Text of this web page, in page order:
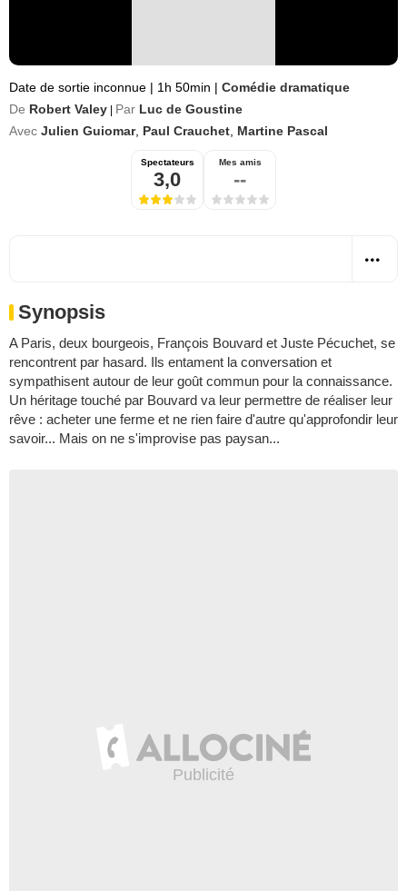
Date de sortie inconnue | 1h 50min | Comédie dramatique
De Robert Valey Par Luc de Goustine
Avec Julien Guiomar, Paul Crauchet Martine Pascal
Spectateurs
3,0
Mes amis
--
Synopsis
A Paris, deux bourgeois, François Bouvard et Juste Pécuchet, se
rencontrent par hasard. Ils entament la conversation et
sympathisent autour de leur goût commun pour la connaissance.
Un héritage touché par Bouvard va leur permettre de réaliser leur
rêve : acheter une ferme et ne rien faire d'autre qu'approfondir leur
savoir... Mais on ne s'improvise pas paysan...